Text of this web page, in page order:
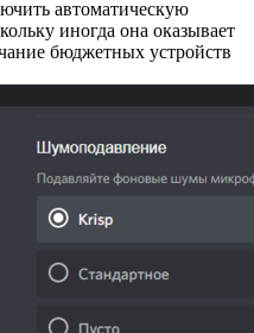
автоматическую
иногда она оказывает
бюджетных устройств